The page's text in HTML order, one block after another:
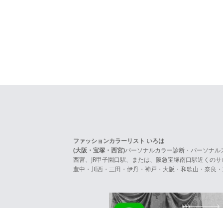
ファッションカラーリスト いろは
(大阪・宝塚・西宮)パーソナルカラー診断・パーソナル
西宮、JR甲子園口駅、または、阪急宝塚南口駅近くの
豊中・川西・三田・伊丹・神戸・大阪・和歌山・奈良